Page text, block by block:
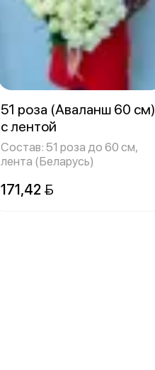
51 роза (Аваланш 60 см)
с лентой
Состав: 51 роза до 60 см,
лента (Беларусь)
171,42 